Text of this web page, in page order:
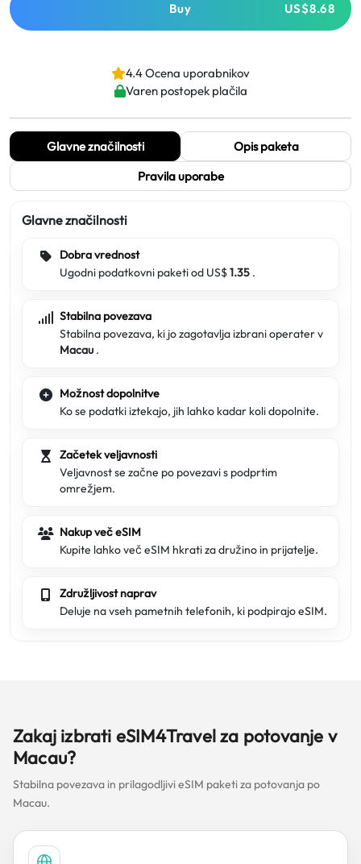
Buy US$8.68
4.4 Ocena uporabnikov
Varen postopek plačila
Glavne značilnosti
Opis paketa
Pravila uporabe
Glavne značilnosti
Dobra vrednost
Ugodni podatkovni paketi od US$1.35 .
Stabilna povezava
Stabilna povezava, ki jo zagotavlja izbrani operater v
Macau .
Možnost dopolnitve
Ko se podatki iztekajo, jih lahko kadar koli dopolnite.
Začetek veljavnosti
Veljavnost se začne po povezavi s podprtim
omrežjem.
Nakup več eSIM
Kupite lahko več eSIM hkrati za družino in prijatelje.
Združljivost naprav
Deluje na vseh pametnih telefonih, ki podpirajo eSIM.
Zakaj izbrati eSIM4Travel za potovanje v
Macau?
Stabilna povezava in prilagodljivi eSIM paketi za potovanja po
Macau.